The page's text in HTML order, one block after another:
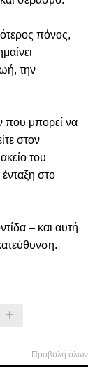
πόνος,
την
που μπορεί να
στον
του
στο
– και αυτή
Προβολή όλων